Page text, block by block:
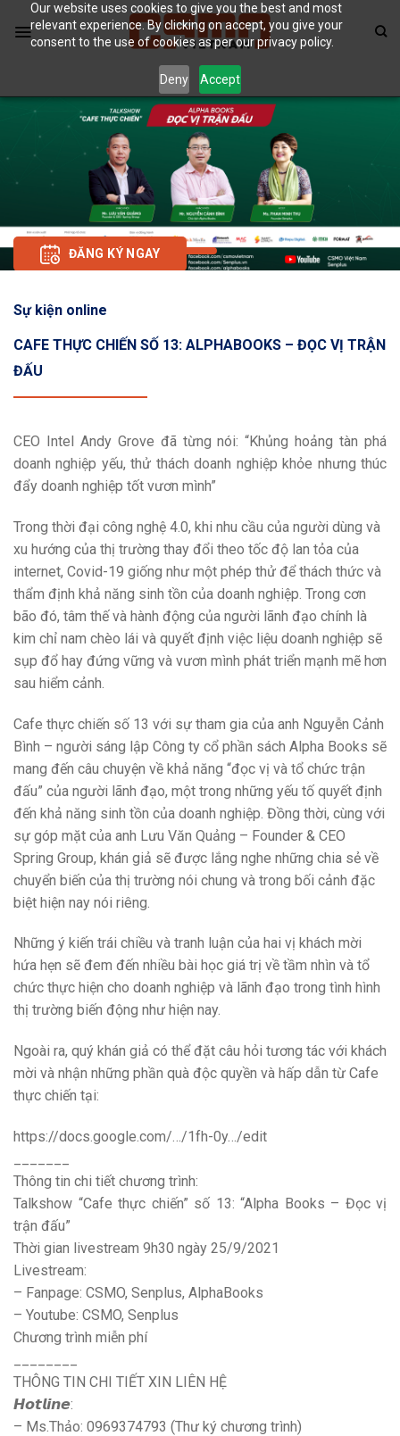
Our website uses cookies to give you the best and most
relevant experience. By clicking on accept, you give your
consent to the use of cookies as per our privacy policy.
Deny Accept
ĐĂNG KÝ NGAY
Sự kiện online
CAFE THỰC CHIẾN SỐ 13: ALPHABOOKS – ĐỌC VỊ TRẬN
ĐẤU
CEO Intel Andy Grove đã từng nói: “Khủng hoảng tàn phá
doanh nghiệp yếu, thử thách doanh nghiệp khỏe nhưng thúc
đẩy doanh nghiệp tốt vươn mình”
Trong thời đại công nghệ 4.0, khi nhu cầu của người dùng và
xu hướng của thị trường thay đổi theo tốc độ lan tỏa của
internet, Covid-19 giống như một phép thử để thách thức và
thẩm định khả năng sinh tồn của doanh nghiệp. Trong cơn
bão đó, tâm thế và hành động của người lãnh đạo chính là
kim chỉ nam chèo lái và quyết định việc liệu doanh nghiệp sẽ
sụp đổ hay đứng vững và vươn mình phát triển mạnh mẽ hơn
sau hiểm cảnh.
Cafe thực chiến số 13 với sự tham gia của anh Nguyễn Cảnh
Bình – người sáng lập Công ty cổ phần sách Alpha Books sẽ
mang đến câu chuyện về khả năng “đọc vị và tổ chức trận
đấu” của người lãnh đạo, một trong những yếu tố quyết định
đến khả năng sinh tồn của doanh nghiệp. Đồng thời, cùng với
sự góp mặt của anh Lưu Văn Quảng – Founder & CEO
Spring Group, khán giả sẽ được lắng nghe những chia sẻ về
chuyển biến của thị trường nói chung và trong bối cảnh đặc
biệt hiện nay nói riêng.
Những ý kiến trái chiều và tranh luận của hai vị khách mời
hứa hẹn sẽ đem đến nhiều bài học giá trị về tầm nhìn và tổ
chức thực hiện cho doanh nghiệp và lãnh đạo trong tình hình
thị trường biến động như hiện nay.
Ngoài ra, quý khán giả có thể đặt câu hỏi tương tác với khách
mời và nhận những phần quà độc quyền và hấp dẫn từ Cafe
thực chiến tại:
https://docs.google.com/…/1fh-0y…/edit
Thông tin chi tiết chương trình:
Talkshow “Cafe thực chiến” số 13: “Alpha Books – Đọc vị
trận đấu”
Thời gian livestream 9h30 ngày 25/9/2021
Livestream:
– Fanpage: CSMO, Senplus, AlphaBooks
– Youtube: CSMO, Senplus
Chương trình miễn phí
THÔNG TIN CHI TIẾT XIN LIÊN HỆ
𝙃𝙤𝙩𝙡𝙞𝙣𝙚:
– Ms.Thảo: 0969374793 (Thư ký chương trình)